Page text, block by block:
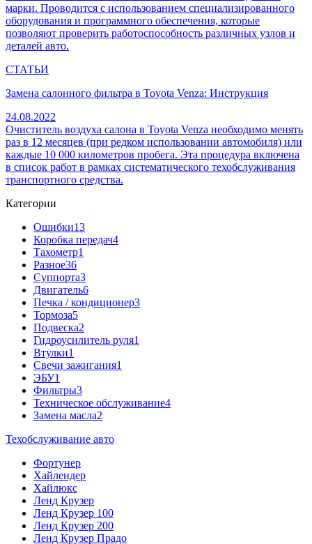
марки. Проводится с использованием специализированного
оборудования и программного обеспечения, которые
позволяют проверить работоспособность различных узлов и
деталей авто.
СТАТЬИ
Замена салонного фильтра в Toyota Venza: Инструкция
24.08.2022
Очиститель воздуха салона в Toyota Venza необходимо менять
раз в 12 месяцев (при редком использовании автомобиля) или
каждые 10 000 километров пробега. Эта процедура включена
в список работ в рамках систематического техобслуживания
транспортного средства.
Категории
Ошибки13
Коробка передач4
Тахометр1
Разное36
Cуппорта3
Двигатель6
Печка / кондиционер3
Тормоза5
Подвеска2
Гидроусилитель руля1
Втулки1
Свечи зажигания1
ЭБУ1
Фильтры3
Техническое обслуживание4
Замена масла2
Техобслуживание авто
Фортунер
Хайлендер
Хайлюкс
Ленд Крузер
Ленд Крузер 100
Ленд Крузер 200
Ленд Крузер Прадо